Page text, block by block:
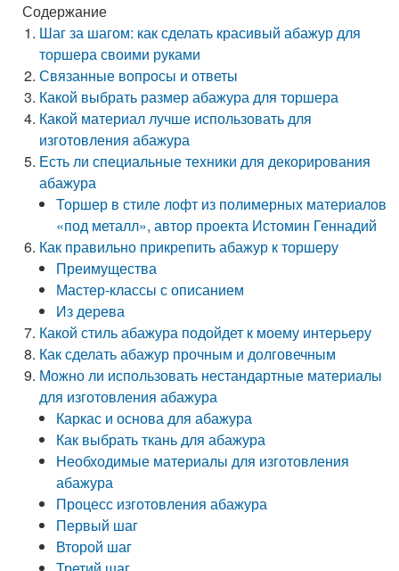
Содержание
Шаг за шагом: как сделать красивый абажур для
торшера своими руками
Связанные вопросы и ответы
Какой выбрать размер абажура для торшера
Какой материал лучше использовать для
изготовления абажура
Есть ли специальные техники для декорирования
абажура
Торшер в стиле лофт из полимерных материалов
«под металл», автор проекта Истомин Геннадий
Как правильно прикрепить абажур к торшеру
Преимущества
Мастер-классы с описанием
Из дерева
Какой стиль абажура подойдет к моему интерьеру
Как сделать абажур прочным и долговечным
Можно ли использовать нестандартные материалы
для изготовления абажура
Каркас и основа для абажура
Как выбрать ткань для абажура
Необходимые материалы для изготовления
абажура
Процесс изготовления абажура
Первый шаг
Второй шаг